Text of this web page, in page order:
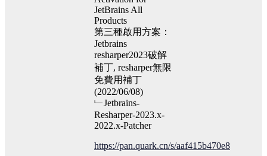
JetBrains All
Products
第三種啟用方案：
Jetbrains
resharper2023破解
補丁, resharper無限
免費用補丁
(2022/06/08)
﹂Jetbrains-
Resharper-2023.x-
2022.x-Patcher
https://pan.quark.cn/s/aaf415b470e8